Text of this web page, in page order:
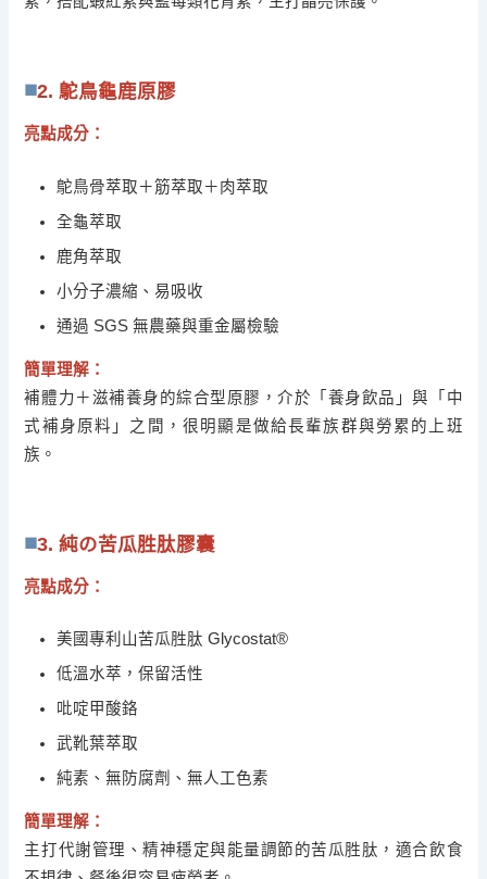
2. 鴕鳥龜鹿原膠
亮點成分：
鴕鳥骨萃取＋筋萃取＋肉萃取
全龜萃取
鹿角萃取
小分子濃縮、易吸收
通過 SGS 無農藥與重金屬檢驗
簡單理解：
補體力＋滋補養身的綜合型原膠，介於「養身飲品」與「中
式補身原料」之間，很明顯是做給長輩族群與勞累的上班
族。
3. 純の苦瓜胜肽膠囊
亮點成分：
美國專利山苦瓜胜肽 Glycostat®
低溫水萃，保留活性
吡啶甲酸鉻
武靴葉萃取
純素、無防腐劑、無人工色素
簡單理解：
主打代謝管理、精神穩定與能量調節的苦瓜胜肽，適合飲食